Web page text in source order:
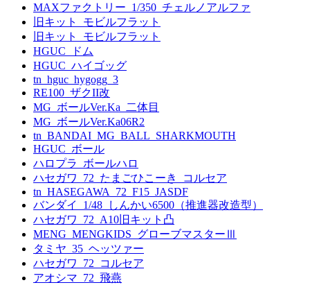
MAXファクトリー_1/350_チェルノアルファ
旧キット_モビルフラット
旧キット_モビルフラット
HGUC_ドム
HGUC_ハイゴッグ
tn_hguc_hygogg_3
RE100_ザクII改
MG_ボールVer.Ka_二体目
MG_ボールVer.Ka06R2
tn_BANDAI_MG_BALL_SHARKMOUTH
HGUC_ボール
ハロプラ_ボールハロ
ハセガワ_72_たまごひこーき_コルセア
tn_HASEGAWA_72_F15_JASDF
バンダイ_1/48_しんかい6500（推進器改造型）
ハセガワ_72_A10旧キット凸
MENG_MENGKIDS_グローブマスターⅢ
タミヤ_35_ヘッツァー
ハセガワ_72_コルセア
アオシマ_72_飛燕